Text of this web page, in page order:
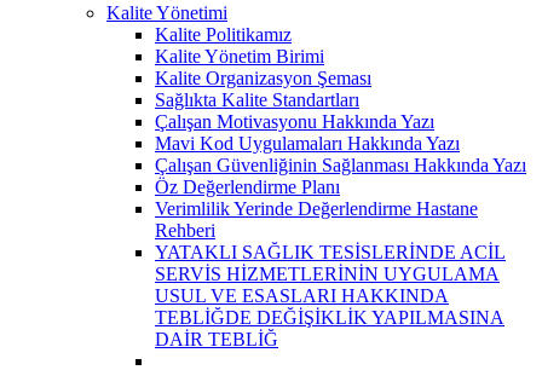
Kalite Yönetimi
Kalite Politikamız
Kalite Yönetim Birimi
Kalite Organizasyon Şeması
Sağlıkta Kalite Standartları
Çalışan Motivasyonu Hakkında Yazı
Mavi Kod Uygulamaları Hakkında Yazı
Çalışan Güvenliğinin Sağlanması Hakkında Yazı
Öz Değerlendirme Planı
Verimlilik Yerinde Değerlendirme Hastane
Rehberi
YATAKLI SAĞLIK TESİSLERİNDE ACİL
SERVİS HİZMETLERİNİN UYGULAMA
USUL VE ESASLARI HAKKINDA
TEBLİĞDE DEĞİŞİKLİK YAPILMASINA
DAİR TEBLİĞ